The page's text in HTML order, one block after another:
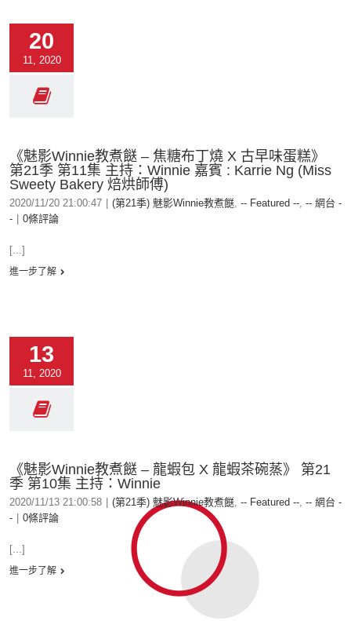
20
11, 2020
《魅影Winnie教煮餸 – 焦糖布丁燒 X 古早味蛋糕》
第21季 第11集 主持：Winnie 嘉賓 : Karrie Ng (Miss
Sweety Bakery 焙烘師傅)
2020/11/20 21:00:47 (第21季) 魅影Winnie教煮餸, -- Featured --, -- 網台 -
-
0條評論
[...]
進一步了解
13
11, 2020
《魅影Winnie教煮餸 – 龍蝦包 X 龍蝦茶碗蒸》 第21
季 第10集 主持：Winnie
2020/11/13 21:00:58 (第21季) 魅影Winnie教煮餸, -- Featured --, -- 網台 -
-
0條評論
[...]
進一步了解